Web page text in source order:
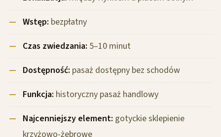
Wstęp: bezpłatny
Czas zwiedzania: 5–10 minut
Dostępność: pasaż dostępny bez schodów
Funkcja: historyczny pasaż handlowy
Najcenniejszy element: gotyckie sklepienie
krzyżowo-żebrowe